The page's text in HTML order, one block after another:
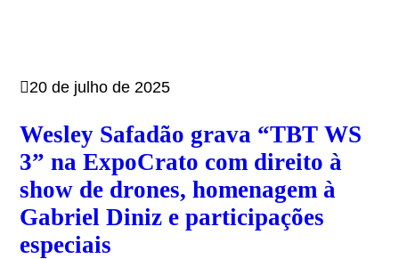
20 de julho de 2025
Wesley Safadão grava “TBT WS
3” na ExpoCrato com direito à
show de drones, homenagem à
Gabriel Diniz e participações
especiais